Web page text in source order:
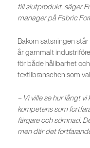
till slutprodukt, säger
manager på Fabric
Bakom satsningen
år gammalt
för både hållbarhet
textilbranschen som
– Vi ville se hur långt
kompetens som
färgare och sömnad.
men där det